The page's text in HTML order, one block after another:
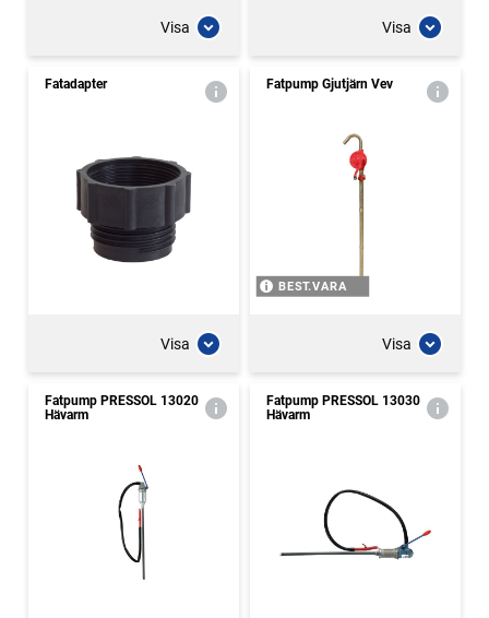
Visa Visa
Fatadapter
Visa
Fatpump Gjutjärn Vev
BEST.VARA
Visa
Fatpump PRESSOL 13020
Hävarm
Fatpump PRESSOL 13030
Hävarm